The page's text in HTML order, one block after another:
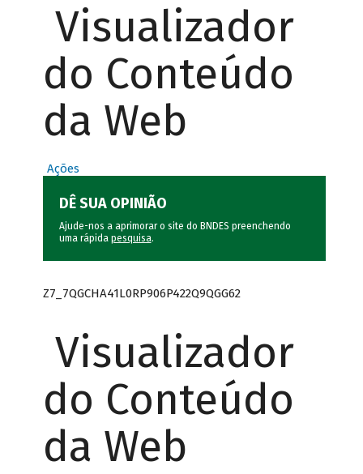
Visualizador
do Conteúdo
da Web
Ações
DÊ SUA OPINIÃO
Ajude-nos a aprimorar o site do BNDES preenchendo
uma rápida pesquisa.
Z7_7QGCHA41L0RP906P422Q9QGG62
Visualizador
do Conteúdo
da Web